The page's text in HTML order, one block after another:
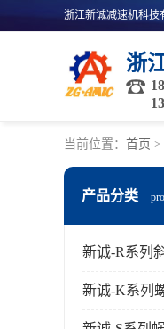
浙
当前位置： 首页 >
产品分类